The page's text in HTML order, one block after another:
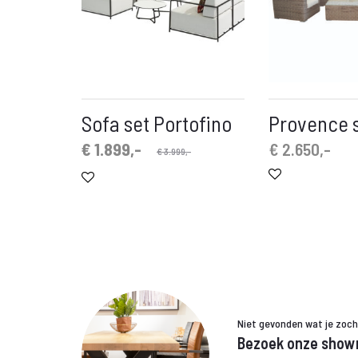
Sofa set Portofino
€3.999,-
Oorspronkelijke
€1.899,-
Huidige
prijs
Provence
€ 2.650,-
Niet gevonden wat je
Bezoek onze